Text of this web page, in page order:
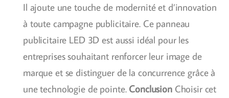
Il ajoute une touche de modernité et d’innovation
à toute campagne publicitaire. Ce panneau
publicitaire LED 3D est aussi idéal pour les
entreprises souhaitant renforcer leur image de
marque et se distinguer de la concurrence grâce à
une technologie de pointe. ConclusionChoisir cet